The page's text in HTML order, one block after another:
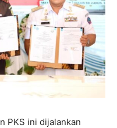
PKS ini dijalankan